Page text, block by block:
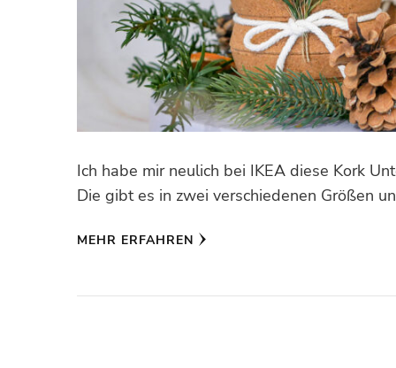
Ich habe mir neulich bei IKEA diese Kork
Die gibt es in zwei verschiedenen Größen
MEHR ERFAHREN